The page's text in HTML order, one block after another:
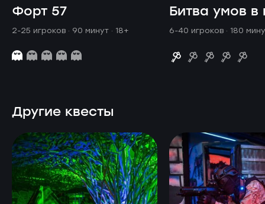
Форт 57
2-25 игроков · 90 минут · 18+
Битва умов в
6-40 игроков · 180
Другие квесты